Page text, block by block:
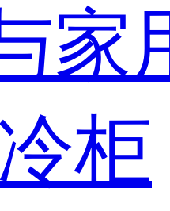
家
冷柜